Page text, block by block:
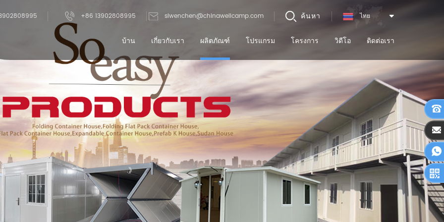
ไทย
ค้นหา
+86 13902808995 siwenchen@chinawellcamp.com
บ้าน เกี่ยวกับเรา ผลิตภัณฑ์ โปรแกรม โครงการ วิดีโอ ติดต่อเรา